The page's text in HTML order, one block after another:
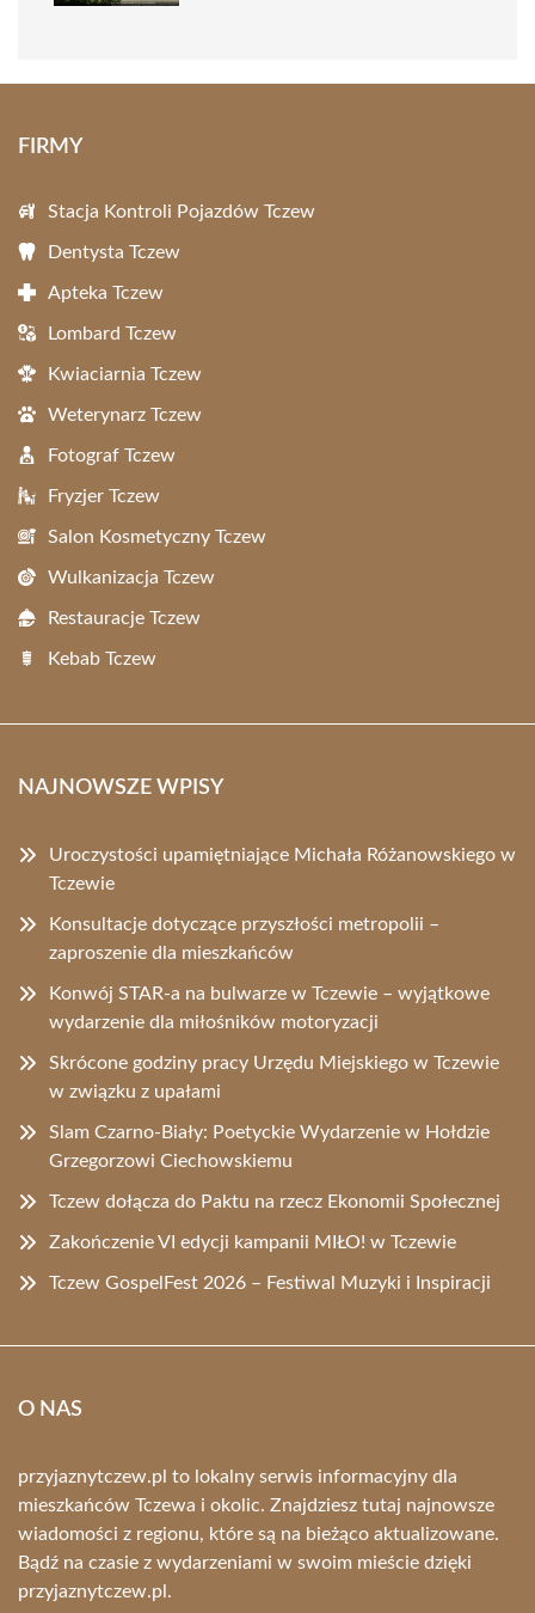
FIRMY
Stacja Kontroli Pojazdów Tczew
Dentysta Tczew
Apteka Tczew
Lombard Tczew
Kwiaciarnia Tczew
Weterynarz Tczew
Fotograf Tczew
Fryzjer Tczew
Salon Kosmetyczny Tczew
Wulkanizacja Tczew
Restauracje Tczew
Kebab Tczew
NAJNOWSZE WPISY
Uroczystości upamiętniające Michała Różanowskiego w
Tczewie
Konsultacje dotyczące przyszłości metropolii –
zaproszenie dla mieszkańców
Konwój STAR-a na bulwarze w Tczewie – wyjątkowe
wydarzenie dla miłośników motoryzacji
Skrócone godziny pracy Urzędu Miejskiego w Tczewie
w związku z upałami
Slam Czarno-Biały: Poetyckie Wydarzenie w Hołdzie
Grzegorzowi Ciechowskiemu
Tczew dołącza do Paktu na rzecz Ekonomii Społecznej
Zakończenie VI edycji kampanii MIŁO! w Tczewie
Tczew GospelFest 2026 – Festiwal Muzyki i Inspiracji
O NAS
przyjaznytczew.pl to lokalny serwis informacyjny dla
mieszkańców Tczewa i okolic. Znajdziesz tutaj najnowsze
wiadomości z regionu, które są na bieżąco aktualizowane.
Bądź na czasie z wydarzeniami w swoim mieście dzięki
przyjaznytczew.pl.